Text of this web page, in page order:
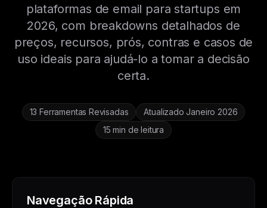
plataformas de email para startups em
2026, com breakdowns detalhados de
preços, recursos, prós, contras e casos de
uso ideais para ajudá-lo a tomar a decisão
certa.
13 Ferramentas Revisadas
Atualizado Janeiro 2026
15 min de leitura
Navegação Rápida